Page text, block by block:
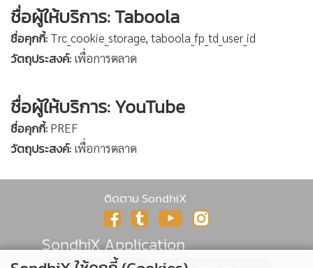
ชื่อผู้ให้บริการ: Taboola
ชื่อคุกกี้: Trc_cookie_storage, taboola_fp_td_user_id
วัตถุประสงค์: เพื่อการตลาด
ชื่อผู้ให้บริการ: YouTube
ชื่อคุกกี้: PREF
วัตถุประสงค์: เพื่อการตลาด
ติดตาม SondhiX
SondhiX Application